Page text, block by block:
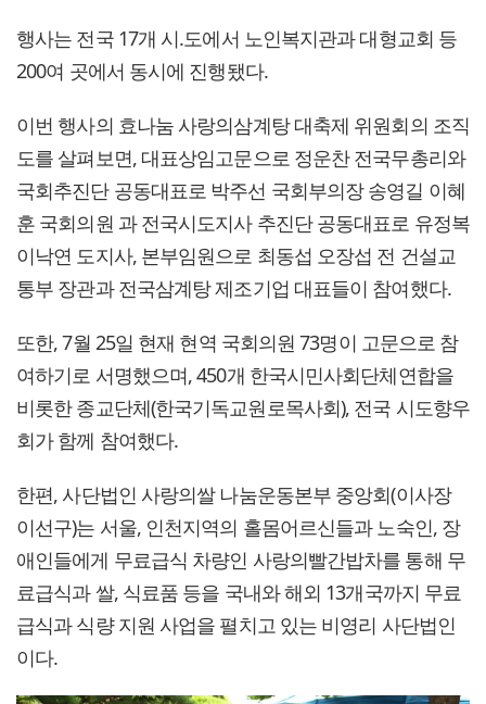
행사는 전국 17개 시.도에서 노인복지관과 대형교회 등
200여 곳에서 동시에 진행됐다.
이번 행사의 효나눔 사랑의삼계탕 대축제 위원회의 조직
도를 살펴보면, 대표상임고문으로 정운찬 전국무총리와
국회추진단 공동대표로 박주선 국회부의장 송영길 이혜
훈 국회의원 과 전국시도지사 추진단 공동대표로 유정복
이낙연 도지사, 본부임원으로 최동섭 오장섭 전 건설교
통부 장관과 전국삼계탕 제조기업 대표들이 참여했다.
또한, 7월 25일 현재 현역 국회의원 73명이 고문으로 참
여하기로 서명했으며, 450개 한국시민사회단체연합을
비롯한 종교단체(한국기독교원로목사회), 전국 시도향우
회가 함께 참여했다.
한편, 사단법인 사랑의쌀 나눔운동본부 중앙회(이사장
이선구)는 서울, 인천지역의 홀몸어르신들과 노숙인, 장
애인들에게 무료급식 차량인 사랑의빨간밥차를 통해 무
료급식과 쌀, 식료품 등을 국내와 해외 13개국까지 무료
급식과 식량 지원 사업을 펼치고 있는 비영리 사단법인
이다.